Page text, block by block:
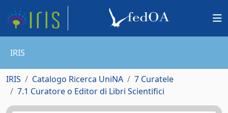
IRIS
IRIS Catalogo Ricerca UniNA
7 Curatele
7.1 Curatore o Editor di Libri Scientifici